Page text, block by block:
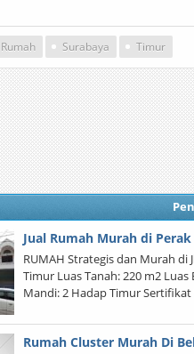
Rumah Surabaya Timur
Jual Rumah Murah di
RUMAH Strategis dan Murah di
Timur Luas Tanah: 220 m2
Mandi: 2 Hadap Timur
Rumah Cluster Murah Di